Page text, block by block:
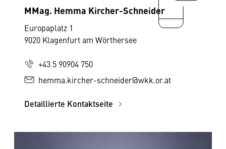
MMag. Hemma Kircher-Schneider
Europaplatz 1
9020 Klagenfurt am Wörthersee
+43 5 90904 750
hemma.kircher-schneider@wkk.or.at
Detaillierte Kontaktseite